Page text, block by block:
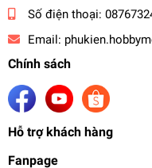
Số điện thoại:
Email:
Chính sách
Hỗ trợ khách hàng
Fanpage